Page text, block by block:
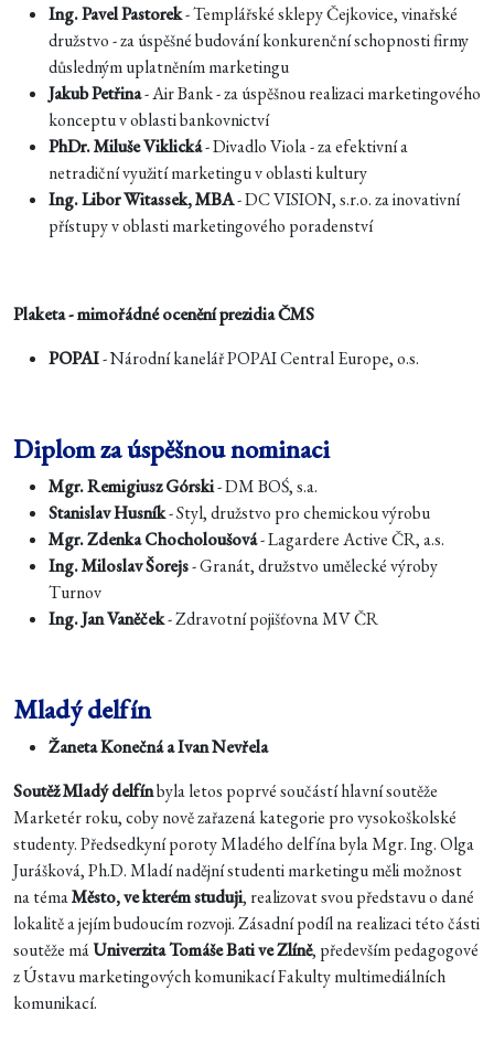
Ing. Pavel Pastorek- Templářské sklepy Čejkovice, vinařské
družstvo - za úspěšné budování konkurenční schopnosti firmy
důsledným uplatněním marketingu
Jakub Petřina- Air Bank - za úspěšnou realizaci marketingového
konceptu v oblasti bankovnictví
PhDr. Miluše Viklická- Divadlo Viola - za efektivní a
netradiční využití marketingu v oblasti kultury
Ing. Libor Witassek, MBA- DC VISION, s.r.o. za inovativní
přístupy v oblasti marketingového poradenství
Plaketa - mimořádné ocenění prezidia ČMS
POPAI- Národní kanelář POPAI Central Europe, o.s.
Diplom za úspěšnou nominaci
Mgr. Remigiusz Górski- DM BOŚ, s.a.
Stanislav Husník- Styl, družstvo pro chemickou výrobu
Mgr. Zdenka Chocholoušová- Lagardere Active ČR, a.s.
Ing. Miloslav Šorejs- Granát, družstvo umělecké výroby
Turnov
Ing. Jan Vaněček- Zdravotní pojišťovna MV ČR
Mladý delfín
Žaneta Konečná a Ivan Nevřela
Soutěž Mladý delfínbyla letos poprvé součástí hlavní soutěže
Marketér roku, coby nově zařazená kategorie pro vysokoškolské
studenty. Předsedkyní poroty Mladého delfína byla Mgr. Ing. Olga
Jurášková, Ph.D. Mladí nadějní studenti marketingu měli možnost
na témaMěsto, ve kterém studuji, realizovat svou představu o dané
lokalitě a jejím budoucím rozvoji. Zásadní podíl na realizaci této části
soutěže máUniverzita Tomáše Bati ve Zlíně, především pedagogové
z Ústavu marketingových komunikací Fakulty multimediálních
komunikací.